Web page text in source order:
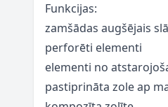
Funkcijas:
zamšādas augšējais
perforēti elementi
elementi no
pastiprināta zole ap